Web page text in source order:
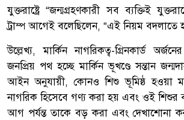
যুক্তরাষ্ট্রে “জন্মগ্রহণকারী সব ব্যক্তিই
ট্রাম্প আগেই বলেছিলেন, “এই নিয়ম বদলাতে
উল্লেখ্য, মার্কিন নাগরিকত্ব-গ্রিনকার্ড
জনপ্রিয় পথ হচ্ছে মার্কিন ভূখণ্ডে সন্তান
আইন অনুযায়ী, কোনও শিশু ভূমিষ্ঠ হওয়া
নাগরিক হিসেবে গণ্য করা হয় এবং ওই
আগ পর্যন্ত তাকে বড় করা এবং দেখাশোনা